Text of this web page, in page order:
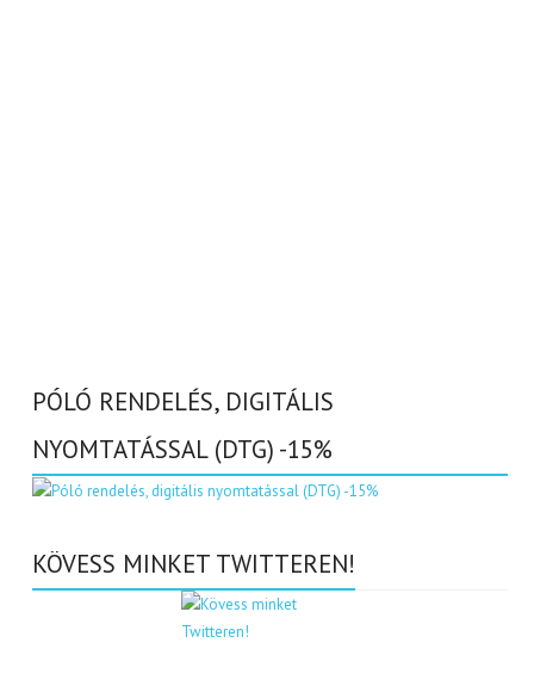
PÓLÓ RENDELÉS, DIGITÁLIS
NYOMTATÁSSAL (DTG) -15%
KÖVESS MINKET TWITTEREN!